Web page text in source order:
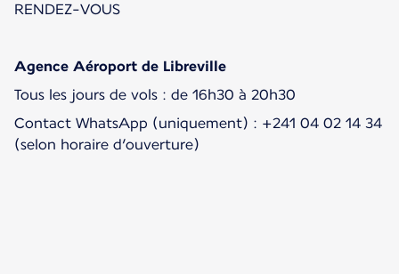
RENDEZ-VOUS
Agence Aéroport de Libreville
Tous les jours de vols : de 16h30 à 20h30
Contact WhatsApp (uniquement) : +241 04 02 14 34
(selon horaire d’ouverture)